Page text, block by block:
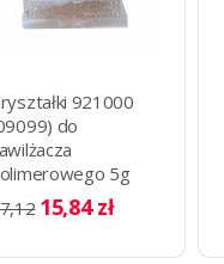
921000
do
5g
15,84 zł